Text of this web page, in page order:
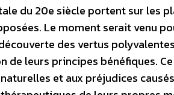
du 20e siècle portent sur les
Le moment serait venu
des vertus
de leurs principes bénéfiques.
et aux préjudices